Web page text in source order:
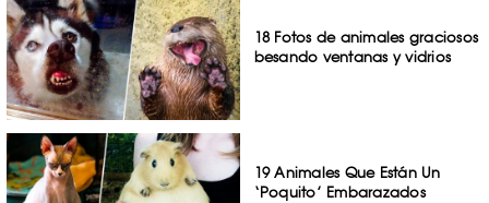
18 Fotos de animales graciosos
besando ventanas y vidrios
19 Animales Que Están Un
‘Poquito’ Embarazados